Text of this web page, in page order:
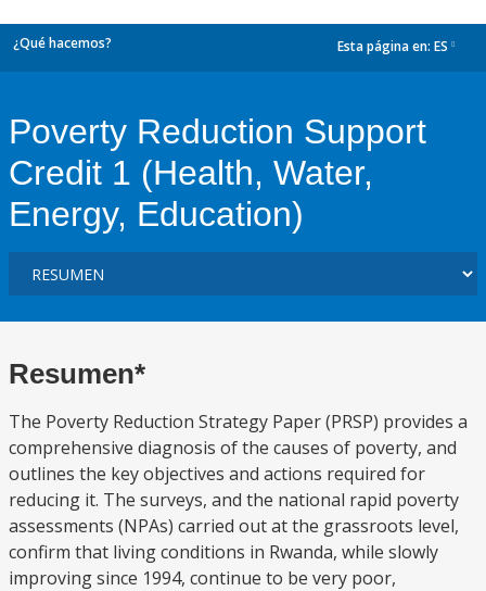
¿Qué hacemos? Esta página en: ES
Poverty Reduction Support
Credit 1 (Health, Water,
Energy, Education)
Resumen*
The Poverty Reduction Strategy Paper (PRSP) provides a
comprehensive diagnosis of the causes of poverty, and
outlines the key objectives and actions required for
reducing it. The surveys, and the national rapid poverty
assessments (NPAs) carried out at the grassroots level,
confirm that living conditions in Rwanda, while slowly
improving since 1994, continue to be very poor,